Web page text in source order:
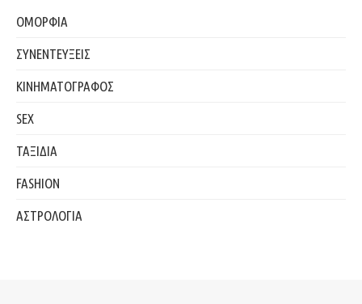
ΟΜΟΡΦΙΑ
ΣΥΝΕΝΤΕΥΞΕΙΣ
ΚΙΝΗΜΑΤΟΓΡΑΦΟΣ
SEX
ΤΑΞΙΔΙΑ
FASHION
ΑΣΤΡΟΛΟΓΙΑ